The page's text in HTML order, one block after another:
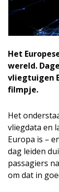
Het
wereld.
vliegtuigen
filmpje.
Het
vliegdata en
Europa is –
dag leiden
passagiers
om dat in